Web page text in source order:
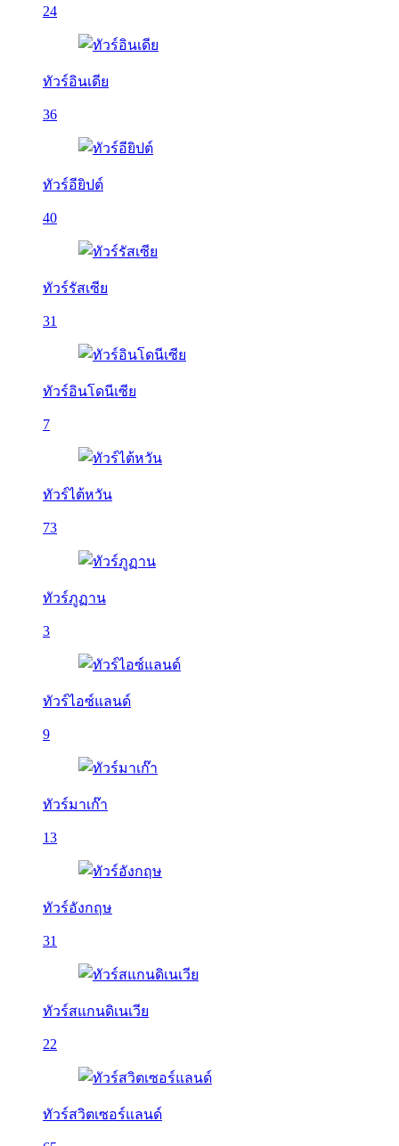
24
ทัวร์อินเดีย
36
ทัวร์อียิปต์
40
ทัวร์รัสเซีย
31
ทัวร์อินโดนีเซีย
7
ทัวร์ไต้หวัน
73
ทัวร์ภูฏาน
3
ทัวร์ไอซ์แลนด์
9
ทัวร์มาเก๊า
13
ทัวร์อังกฤษ
31
ทัวร์สแกนดิเนเวีย
22
ทัวร์สวิตเซอร์แลนด์